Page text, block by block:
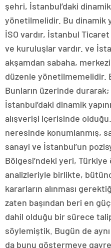
şehri, İstanbul’daki
yönetilmelidir. Bu dinamik
İSO vardır, İstanbul
ve kuruluşlar vardır. ve
akşamdan sabaha,
düzenle yönetilmemelidir.
Bunların üzerinde
İstanbul’daki dinamik
alışverişi içerisinde
neresinde konumlanmış,
sanayi ve İstanbul’un
Bölgesi’ndeki yeri,
analizleriyle birlikte,
kararların alınması
zaten başından beri en
dahil olduğu bir sürece
söylemiştik. Bugün de
da bunu göstermeye